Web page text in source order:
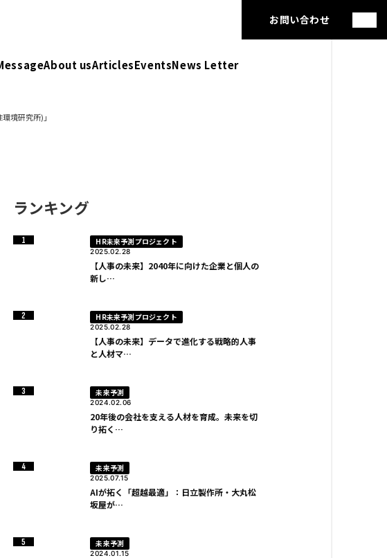
お問い合わせ
About usArticlesEventsNews Letter
境研究所)」
ランキング
HR未来予測プロジェクト
2025.02.28
【人事の未来】2040年に向けた企業と個人の
新し…
HR未来予測プロジェクト
2025.02.28
【人事の未来】データで進化する戦略的人事
と人材マ…
未来予測
2024.02.06
20年後の会社を支える人材を育成。未来を切
り拓く…
未来予測
2025.07.15
AIが拓く「超越最適」：日立製作所・大丸松
坂屋が…
未来予測
2024.01.15